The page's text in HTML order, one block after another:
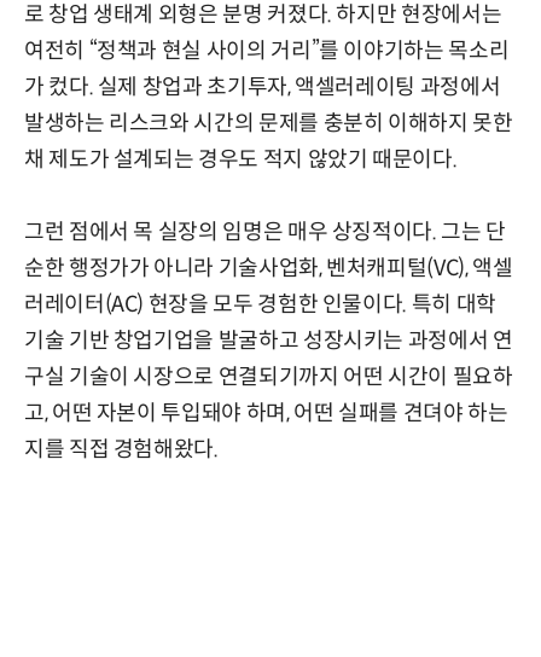
로 창업 생태계 외형은 분명 커졌다. 하지만 현장에서는
여전히 “정책과 현실 사이의 거리”를 이야기하는 목소리
가 컸다. 실제 창업과 초기투자, 액셀러레이팅 과정에서
발생하는 리스크와 시간의 문제를 충분히 이해하지 못한
채 제도가 설계되는 경우도 적지 않았기 때문이다.
그런 점에서 목 실장의 임명은 매우 상징적이다. 그는 단
순한 행정가가 아니라 기술사업화, 벤처캐피털(VC), 액셀
러레이터(AC) 현장을 모두 경험한 인물이다. 특히 대학
기술 기반 창업기업을 발굴하고 성장시키는 과정에서 연
구실 기술이 시장으로 연결되기까지 어떤 시간이 필요하
고, 어떤 자본이 투입돼야 하며, 어떤 실패를 견뎌야 하는
지를 직접 경험해왔다.